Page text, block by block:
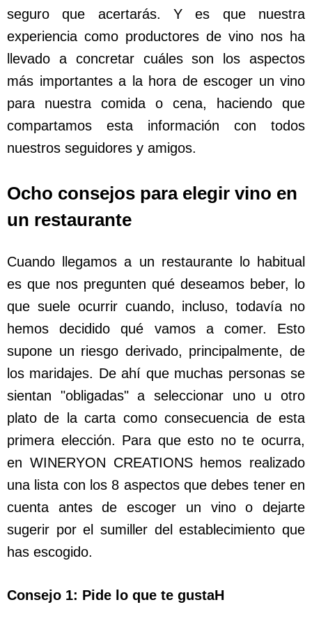
seguro que acertarás. Y es que nuestra
experiencia como productores de vino nos ha
llevado a concretar cuáles son los aspectos
más importantes a la hora de escoger un vino
para nuestra comida o cena, haciendo que
compartamos esta información con todos
nuestros seguidores y amigos.
Ocho consejos para elegir vino en
un restaurante
Cuando llegamos a un restaurante lo habitual
es que nos pregunten qué deseamos beber, lo
que suele ocurrir cuando, incluso, todavía no
hemos decidido qué vamos a comer. Esto
supone un riesgo derivado, principalmente, de
los maridajes. De ahí que muchas personas se
sientan "obligadas" a seleccionar uno u otro
plato de la carta como consecuencia de esta
primera elección. Para que esto no te ocurra,
en WINERYON CREATIONS hemos realizado
una lista con los 8 aspectos que debes tener en
cuenta antes de escoger un vino o dejarte
sugerir por el sumiller del establecimiento que
has escogido.
Consejo 1: Pide lo que te gustaH